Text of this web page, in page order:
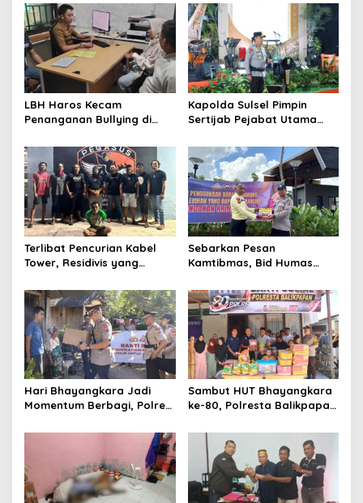
i
p
o
s
LBH Haros Kecam
Penanganan Bullying di
Justru Dipaksa Pindah
Kapolda Sulsel Pimpin
Sertijab Pejabat Utama
Serta Lantik Karolog dan
Kapolresta Gowa
Terlibat Pencurian Kabel
Tower, Residivis yang
Ditangkap Tim Gabungan di
Jeneponto
Sebarkan Pesan
Kamtibmas, Bid Humas
Pemasangan Spanduk
serta Pembagian Stiker
Hari Bhayangkara Jadi
Momentum Berbagi, Polres
Membutuhkan
Sambut HUT Bhayangkara
ke-80, Polresta Balikpapan
Asuhan Jabal Rahmah